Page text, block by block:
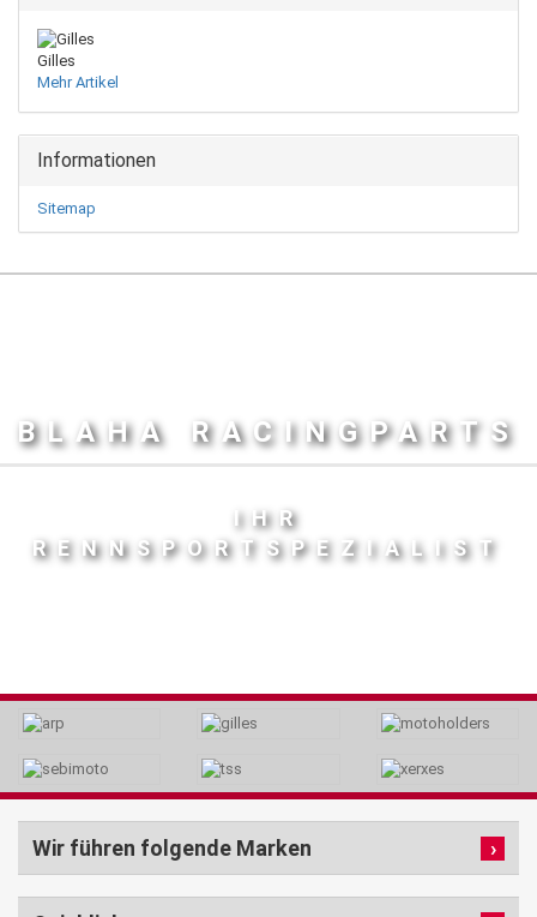
Gilles
Mehr Artikel
Informationen
Sitemap
BLAHA RACINGPARTS
IHR
RENNSPORTSPEZIALIST
Wir führen folgende Marken